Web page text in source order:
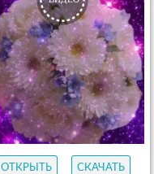
ОТКРЫТЬ СКАЧАТЬ